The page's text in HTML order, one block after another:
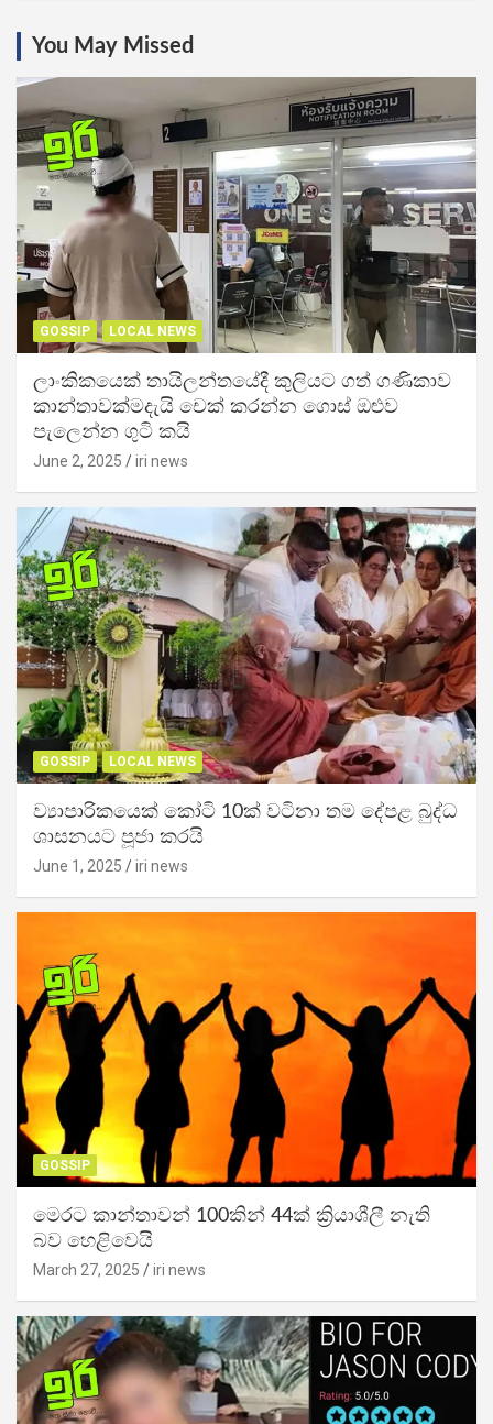
You May Missed
GOSSIP LOCAL NEWS
ලාංකිකයෙක් තායිලන්තයේදී කුලියට ගත් ගණිකාව
කාන්තාවක්මදැයි චෙක් කරන්න ගොස් ඔළුව
පැලෙන්න ගුටි කයි
June 2, 2025 iri news
GOSSIP LOCAL NEWS
ව්‍යාපාරිකයෙක් කෝටි 10ක් වටිනා තම දේපළ බුද්ධ
ශාසනයට පූජා කරයි
June 1, 2025 iri news
GOSSIP
මෙරට කාන්තාවන් 100කින් 44ක් ක්‍රියාශීලී නැති
බව හෙළිවෙයි
March 27, 2025 iri news